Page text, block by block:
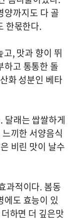
양까지도 다 골
한몫한다.
, 맛과 향이 뛰
하고 통통한 돌
화 성분인 베타
달래는 쌉쌀하게
끼한 서양음식
비린 맛이 날수
과적이다. 봄동
도 효능이 있
하면 더 깊은맛